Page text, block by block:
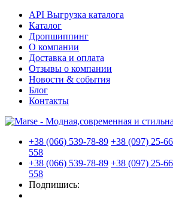
API Выгрузка каталога
Каталог
Дропшиппинг
О компании
Доставка и оплата
Отзывы о компании
Новости & события
Блог
Контакты
+38 (066) 539-78-89 +38 (097) 25-
558
+38 (066) 539-78-89 +38 (097) 25-
558
Подпишись: